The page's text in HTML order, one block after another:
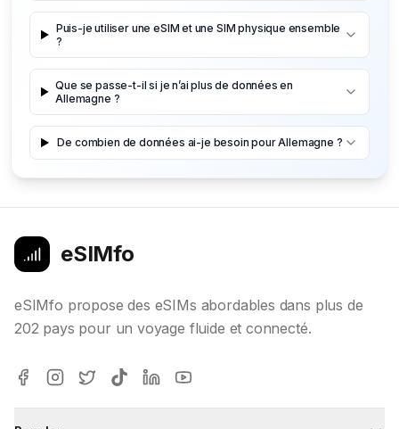
Puis-je utiliser une eSIM et une SIM physique ensemble
?
Que se passe-t-il si je n’ai plus de données en
Allemagne ?
De combien de données ai-je besoin pour Allemagne ?
eSIMfo
eSIMfo propose des eSIMs abordables dans plus de
202 pays pour un voyage fluide et connecté.